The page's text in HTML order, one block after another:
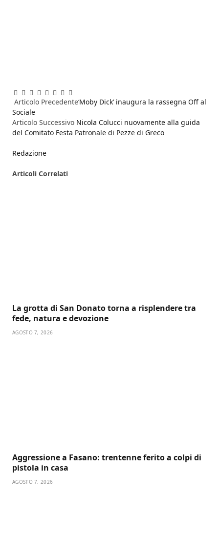
Facebook
Twitter
Pinterest
LinkedIn
Reddit
WhatsApp
Telegram
Email
Articolo Precedente‘Moby Dick’ inaugura la rassegna Off al
Sociale
Articolo Successivo Nicola Colucci nuovamente alla guida
del Comitato Festa Patronale di Pezze di Greco
Redazione
Articoli Correlati
La grotta di San Donato torna a risplendere tra
fede, natura e devozione
AGOSTO 7, 2026
Aggressione a Fasano: trentenne ferito a colpi di
pistola in casa
AGOSTO 7, 2026